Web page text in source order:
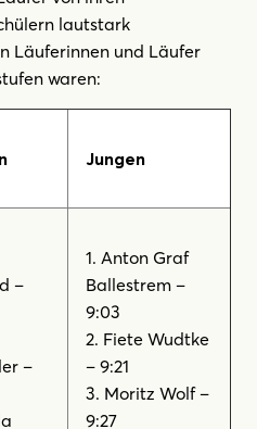
lautstark
Läuferinnen und Läufer
waren:
Jungen
–
–
1. Anton Graf
Ballestrem –
9:03
2. Fiete Wudtke
– 9:21
3. Moritz Wolf –
9:27